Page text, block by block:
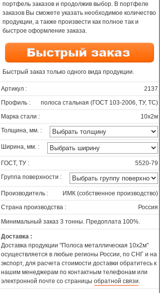
портфель заказов и продолжив выбор. В портфеле
заказов Вы сможете указать необходимое количество
продукции, а также произвести как полное так и
быстрое оформление заказа.
Быстрый заказ только одного вида продукции.
Артикул :
2137
Профиль :
полоса стальная (ГОСТ 103-2006, ТУ, ТС)
Марка стали :
10х2м
Толщина, мм. :
Ширина, мм. :
ГОСТ, ТУ :
5520-79
Группа поверхности :
Производитель :
ИМК (собственное производство)
Страна производства :
Россия
Минимальный заказ 3 тонны. Предоплата 100%.
Доставка :
Доставка продукции "Полоса металлическая 10х2м"
осуществляется в любые регионы России, по СНГ и на
экспорт, для расчета стоимости доставки обратитесь к
нашим менеджерам по контактным телефонам или
электронной почте со страницы обратной связи.